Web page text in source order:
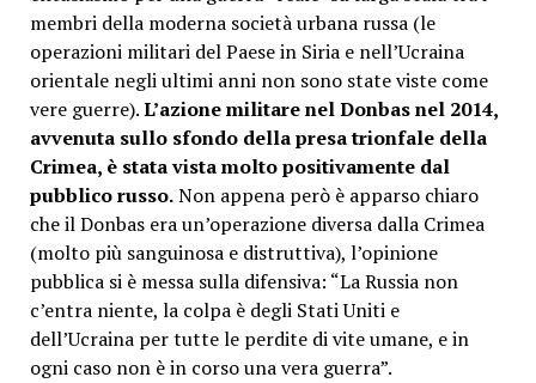
membri della moderna società urbana russa (le
operazioni militari del Paese in Siria e nell’Ucraina
orientale negli ultimi anni non sono state viste come
vere guerre).L’azione militare nel Donbas nel 2014,
avvenuta sullo sfondo della presa trionfale della
Crimea, è stata vista molto positivamente dal
pubblico russo.Non appena però è apparso chiaro
che il Donbas era un’operazione diversa dalla Crimea
(molto più sanguinosa e distruttiva), l’opinione
pubblica si è messa sulla difensiva: “La Russia non
c’entra niente, la colpa è degli Stati Uniti e
dell’Ucraina per tutte le perdite di vite umane, e in
ogni caso non è in corso una vera guerra”.